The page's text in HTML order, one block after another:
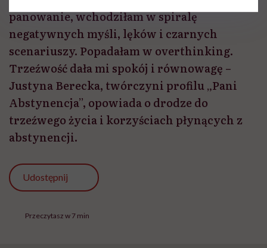
panowanie, wchodziłam w spiralę
negatywnych myśli, lęków i czarnych
scenariuszy. Popadałam w overthinking.
Trzeźwość dała mi spokój i równowagę –
Justyna Berecka, twórczyni profilu „Pani
Abstynencja”, opowiada o drodze do
trzeźwego życia i korzyściach płynących z
abstynencji.
Udostępnij
Przeczytasz w 7 min